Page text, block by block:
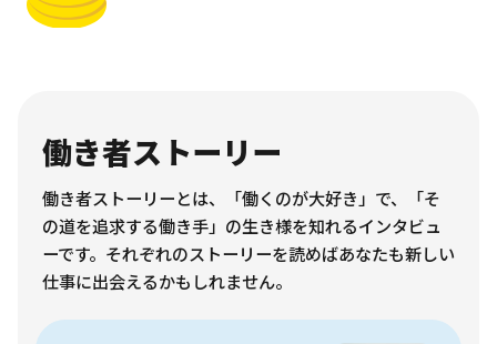
働き者ストーリー
働き者ストーリーとは、「働くのが大好き」で、「そ
の道を追求する働き手」の生き様を知れるインタビュ
ーです。それぞれのストーリーを読めばあなたも新しい
仕事に出会えるかもしれません。